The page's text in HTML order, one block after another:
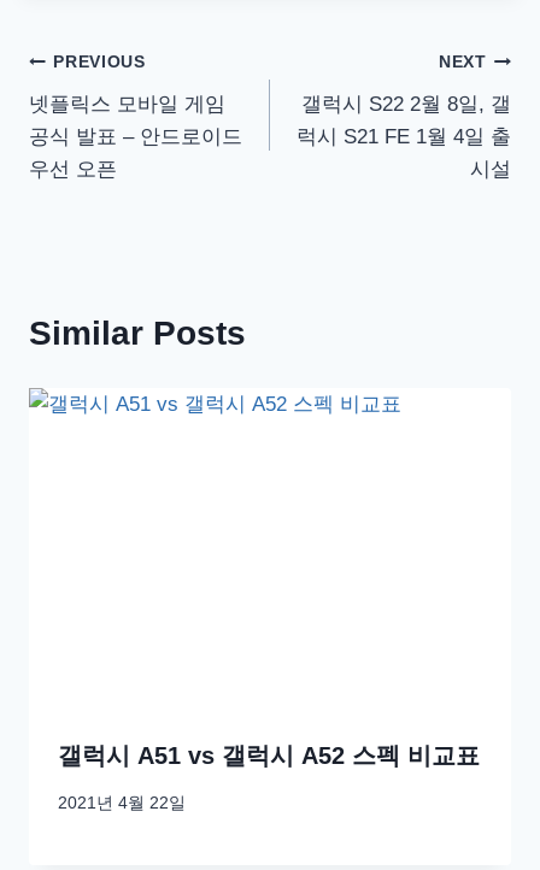
글
탐
색
PREVIOUS
넷플릭스 모바일 게임
공식 발표 – 안드로이드
우선 오픈
NEXT
갤럭시 S22 2월 8일, 갤
럭시 S21 FE 1월 4일 출
시설
Similar Posts
갤럭시 A51 vs 갤럭시 A52 스펙 비교표
2021년 4월 22일